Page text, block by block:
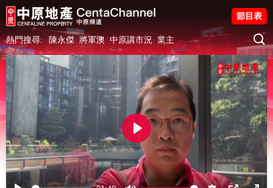
熱門搜尋: 陳永傑 將軍澳 中原講市況 業主
節目表
Play